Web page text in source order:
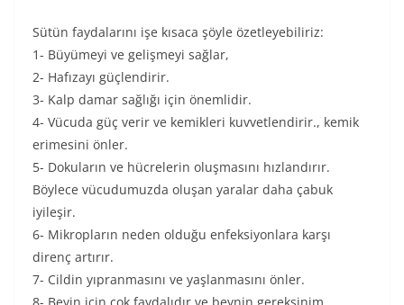
Sütün faydalarını işe kısaca şöyle özetleyebiliriz:
1- Büyümeyi ve gelişmeyi sağlar,
2- Hafızayı güçlendirir.
3- Kalp damar sağlığı için önemlidir.
4- Vücuda güç verir ve kemikleri kuvvetlendirir., kemik
erimesini önler.
5- Dokuların ve hücrelerin oluşmasını hızlandırır.
Böylece vücudumuzda oluşan yaralar daha çabuk
iyileşir.
6- Mikropların neden olduğu enfeksiyonlara karşı
direnç artırır.
7- Cildin yıpranmasını ve yaşlanmasını önler.